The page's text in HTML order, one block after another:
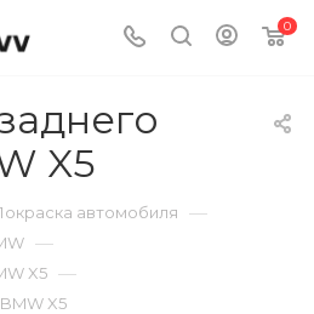
0
X5
автомобиля —
—
X5 —
X5